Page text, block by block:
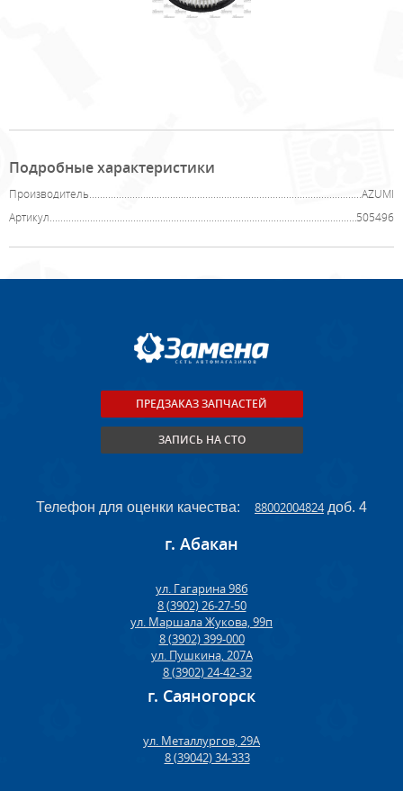
Подробные характеристики
Производитель
AZUMI
Артикул
505496
ПРЕДЗАКАЗ ЗАПЧАСТЕЙ
ЗАПИСЬ НА СТО
Телефон для оценки качества: 88002004824доб. 4
г. Абакан
ул. Гагарина 98б
8 (3902) 26-27-50
ул. Маршала Жукова, 99п
8 (3902) 399-000
ул. Пушкина, 207А
8 (3902) 24-42-32
г. Саяногорск
ул. Металлургов, 29А
8 (39042) 34-333